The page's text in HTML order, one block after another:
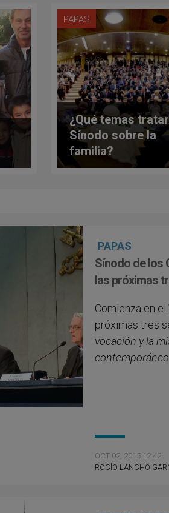
PAPAS
¿Qué temas
Sínodo sobre la
familia?
PAPAS
Sínodo de los
las próximas
Comienza en
próximas tres
vocación y la
contemporáneo
OCT 02, 2015 12:42
ROCÍO LANCHO